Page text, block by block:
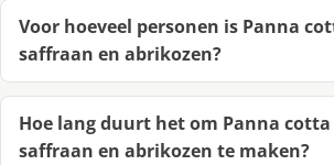
Voor hoeveel personen is Panna
saffraan en abrikozen?
Hoe lang duurt het om Panna
saffraan en abrikozen te maken?